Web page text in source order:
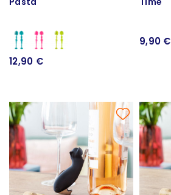
12,90 €
9,90 €